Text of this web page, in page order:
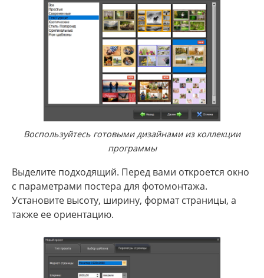
Воспользуйтесь готовыми дизайнами из коллекции
программы
Выделите подходящий. Перед вами откроется окно
с параметрами постера для фотомонтажа.
Установите высоту, ширину, формат страницы, а
также ее ориентацию.